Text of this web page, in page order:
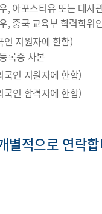
, 아포스티유 또는 대사
, 중국 교육부 학력학위
지원자에 한함)
록증 사본
인 지원자에 한함)
인 합격자에 한함)
별적으로 연락